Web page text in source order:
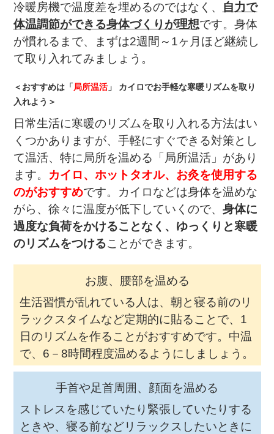
冷暖房機で温度差を埋めるのではなく、
自力で
体温調節ができる身体づくりが理想です。身体
が慣れるまで、まずは2週間～1ヶ月ほど継続し
て取り入れてみましょう。
＜おすすめは「局所温活」 カイロでお手軽な寒暖リズムを取り
入れよう＞
日常生活に寒暖のリズムを取り入れる方法はい
くつかありますが、手軽にすぐできる対策とし
て温活、特に局所を温める「局所温活」があり
ます。
カイロ、ホットタオル、お灸を使用する
のがおすすめです。カイロなどは身体を温めな
がら、徐々に温度が低下していくので、 身体に
過度な負荷をかけることなく、ゆっくりと寒暖
のリズムをつけることができます。
お腹、腰部を温める
生活習慣が乱れている人は、朝と寝る前のリ
ラックスタイムなど定期的に貼ることで、1
日のリズムを作ることがおすすめです。中温
で、6－8時間程度温めるようにしましょう。
手首や足首周囲、顔面を温める
ストレスを感じていたり緊張していたりする
ときや、寝る前などリラックスしたいときに